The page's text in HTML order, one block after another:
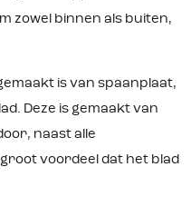
zowel binnen als buiten,
is van spaanplaat,
Deze is gemaakt van
naast alle
voordeel dat het blad